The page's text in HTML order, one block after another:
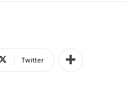
Twitter